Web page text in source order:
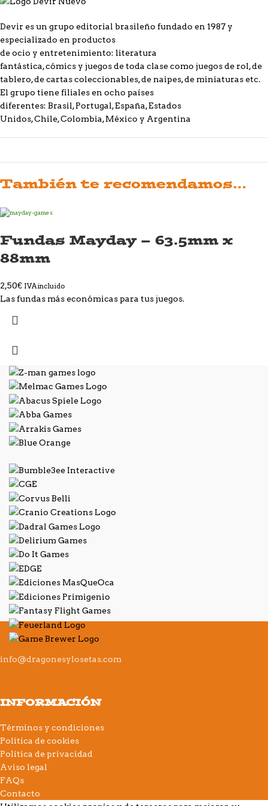
Devir es un grupo editorial brasileño fundado en 1987 y
especializado en productos
de ocio y entretenimiento: literatura
fantástica, cómics y juegos de toda clase como juegos de rol, de
tablero, de cartas coleccionables, de naipes, de miniaturas etc.
El grupo tiene filiales en ocho países
diferentes: Brasil, Portugal, España, Estados
Unidos, Chile, Colombia, México y Argentina
También te recomendamos…
Fundas Mayday – 63.5mm x
88mm
2,50€ IVA incluido
Las fundas más económicas para tus juegos.
info@dragonesylosetas.com
INFORMACIÓN
Términos y condiciones
Política de cookies
Política de privacidad
Aviso legal
FAQs
Contacto